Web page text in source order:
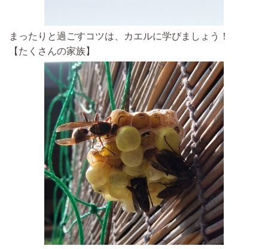
まったりと過ごすコツは、カエルに学びましょう！
【たくさんの家族】